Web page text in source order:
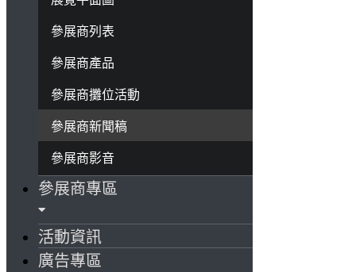
參展商列表
參展商產品
參展商攤位活動
參展商新聞稿
參展商影音
參展商專區
活動資訊
廣告專區